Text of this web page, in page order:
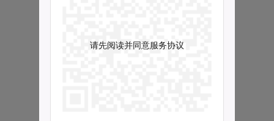
请先阅读并同意服务协议